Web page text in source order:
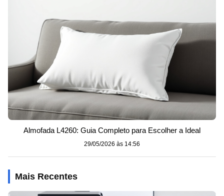
Almofada L4260: Guia Completo para Escolher a Ideal
29/05/2026 às 14:56
Mais Recentes